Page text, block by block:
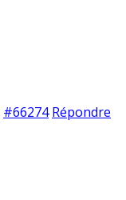
#66274 Répondre